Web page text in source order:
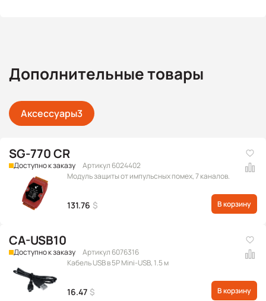
Дополнительные товары
Аксессуары3
SG-770 CR
Доступно к заказу
Артикул 6024402
Модуль защиты от импульсных помех, 7 каналов.
131.76 $ В корзину
CA-USB10
Доступно к заказу
Артикул 6076316
Кабель USB в 5P Mini-USB, 1.5 м
16.47 $ В корзину